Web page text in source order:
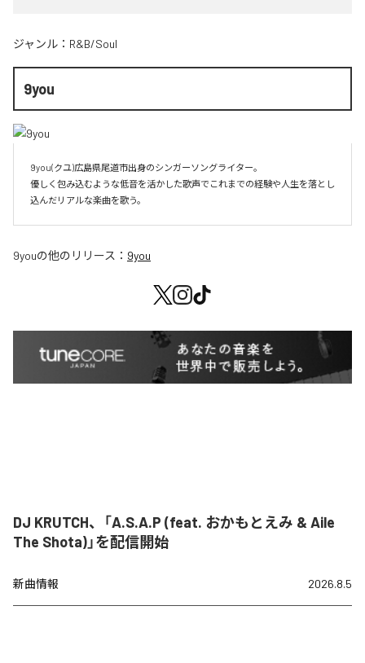
ジャンル： R&B/Soul
9you
9you(クユ)広島県尾道市出身のシンガーソングライター。
優しく包み込むような低音を活かした歌声でこれまでの経験や人生を落とし
込んだリアルな楽曲を歌う。
9youの他のリリース： 9you
DJ KRUTCH、「A.S.A.P (feat. おかもとえみ & Aile
The Shota)」を配信開始
新曲情報 2026.8.5